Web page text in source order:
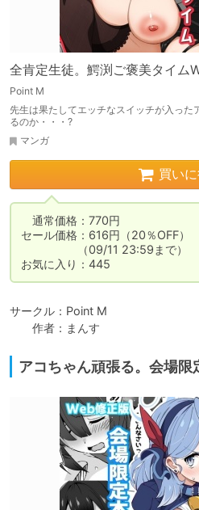
全肯定生徒。鰐渕ご褒美タイム
Point M
先生は果たしてエッチなスイッチが入った
るのか・・・?
マンガ
買いに
通常価格：770円
セール価格：616円（20％OFF）
（09/11 23:59まで）
お気に入り：445
サークル：Point M
作者：まんす
アコちゃん頑張る。会場